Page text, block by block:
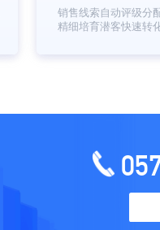
销售线索自动评级分
精细培育潜客快速转